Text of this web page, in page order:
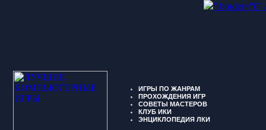
" border="0"
ИГРЫ ПО ЖАНРАМ
ПРОХОЖДЕНИЯ ИГР
СОВЕТЫ МАСТЕРОВ
КЛУБ ИКИ
ЭНЦИКЛОПЕДИЯ ЛКИ